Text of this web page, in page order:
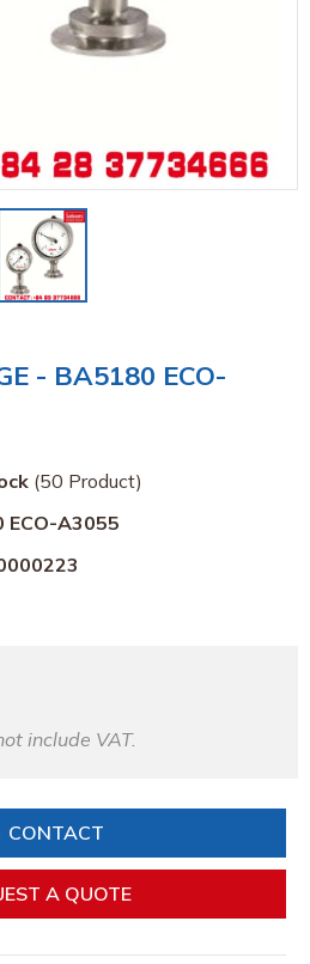
- BA5180 ECO-
(50 Product)
ECO-A3055
include VAT.
CONTACT
A QUOTE